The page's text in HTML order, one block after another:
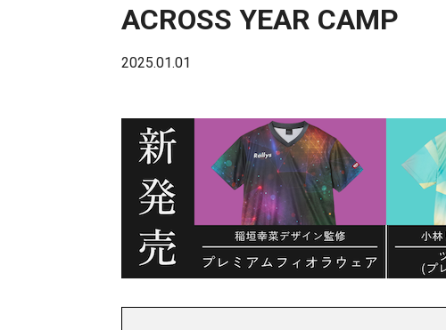
ACROSS YEAR CAMP
2025.01.01